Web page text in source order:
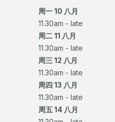
周一 10 八月
11.30am - late
周二 11 八月
11.30am - late
周三 12 八月
11.30am - late
周四 13 八月
11.30am - late
周五 14 八月